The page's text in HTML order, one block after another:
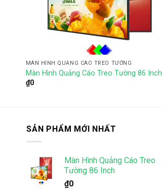
MÀN HÌNH QUẢNG CÁO TREO TƯỜNG
Màn Hình Quảng Cáo Treo Tường 86 Inch
₫0
SẢN PHẨM MỚI NHẤT
Màn Hình Quảng Cáo Treo
Tường 86 Inch
₫0